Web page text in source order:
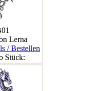
Lerna
/ Bestellen
Stück: